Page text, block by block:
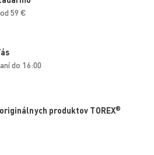
59 €
do 16:00
produktov TOREX®